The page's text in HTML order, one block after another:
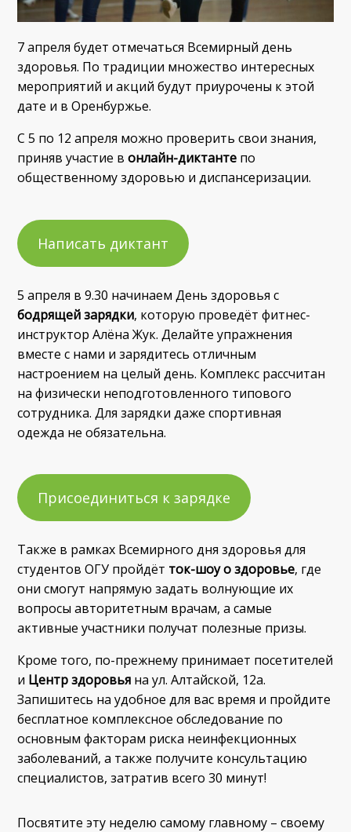
7 апреля будет отмечаться Всемирный день
здоровья. По традиции множество интересных
мероприятий и акций будут приурочены к этой
дате и в Оренбуржье.
С 5 по 12 апреля можно проверить свои знания,
приняв участие вонлайн-диктанте по
общественному здоровью и диспансеризации.
Написать диктант
5 апреля в 9.30 начинаем День здоровья с
бодрящей зарядки, которую проведёт фитнес-
инструктор Алёна Жук. Делайте упражнения
вместе с нами и зарядитесь отличным
настроением на целый день. Комплекс рассчитан
на физически неподготовленного типового
сотрудника. Для зарядки даже спортивная
одежда не обязательна.
Присоединиться к зарядке
Также в рамках Всемирного дня здоровья для
студентов ОГУ пройдёт ток-шоуо здоровье, где
они смогут напрямую задать волнующие их
вопросы авторитетным врачам, а самые
активные участники получат полезные призы.
Кроме того, по-прежнему принимает посетителей
и Центр здоровья на ул. Алтайской, 12а.
Запишитесь на удобное для вас время и пройдите
бесплатное комплексное обследование по
основным факторам риска неинфекционных
заболеваний, а также получите консультацию
специалистов, затратив всего 30 минут!
Посвятите эту неделю самому главному – своему